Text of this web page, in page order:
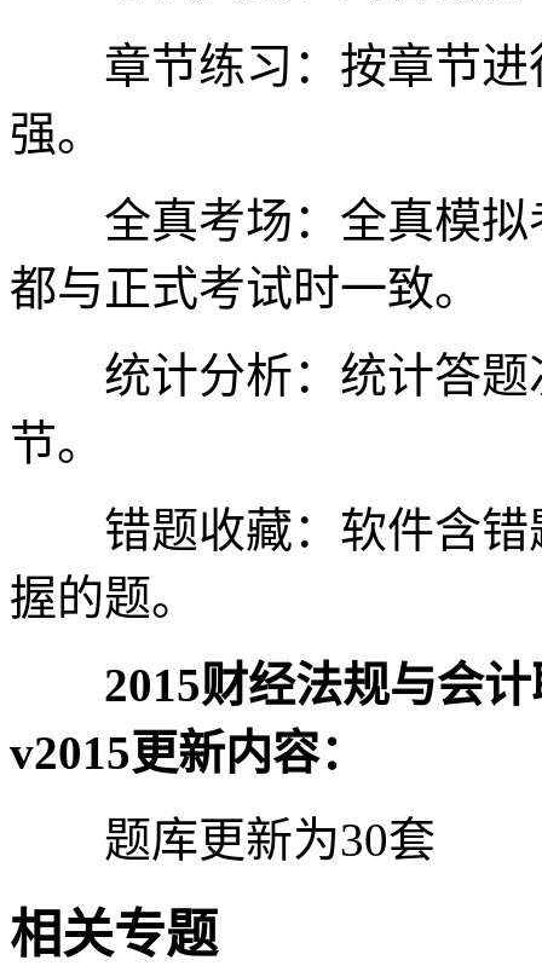
章节练习：按章节进
强。
全真考场：全真模拟
都与正式考试时一致。
统计分析：统计答题
节。
错题收藏：软件含错
握的题。
2015财经法规与会计
v2015更新内容：
题库更新为30套
相关专题